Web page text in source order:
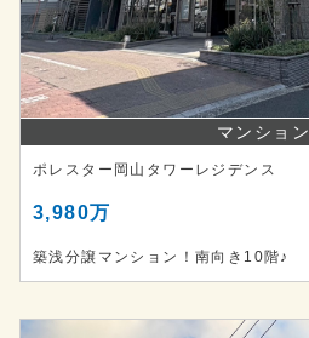
マンション
ポレスター岡山タワーレジデンス
3,980万
築浅分譲マンション！南向き10階♪